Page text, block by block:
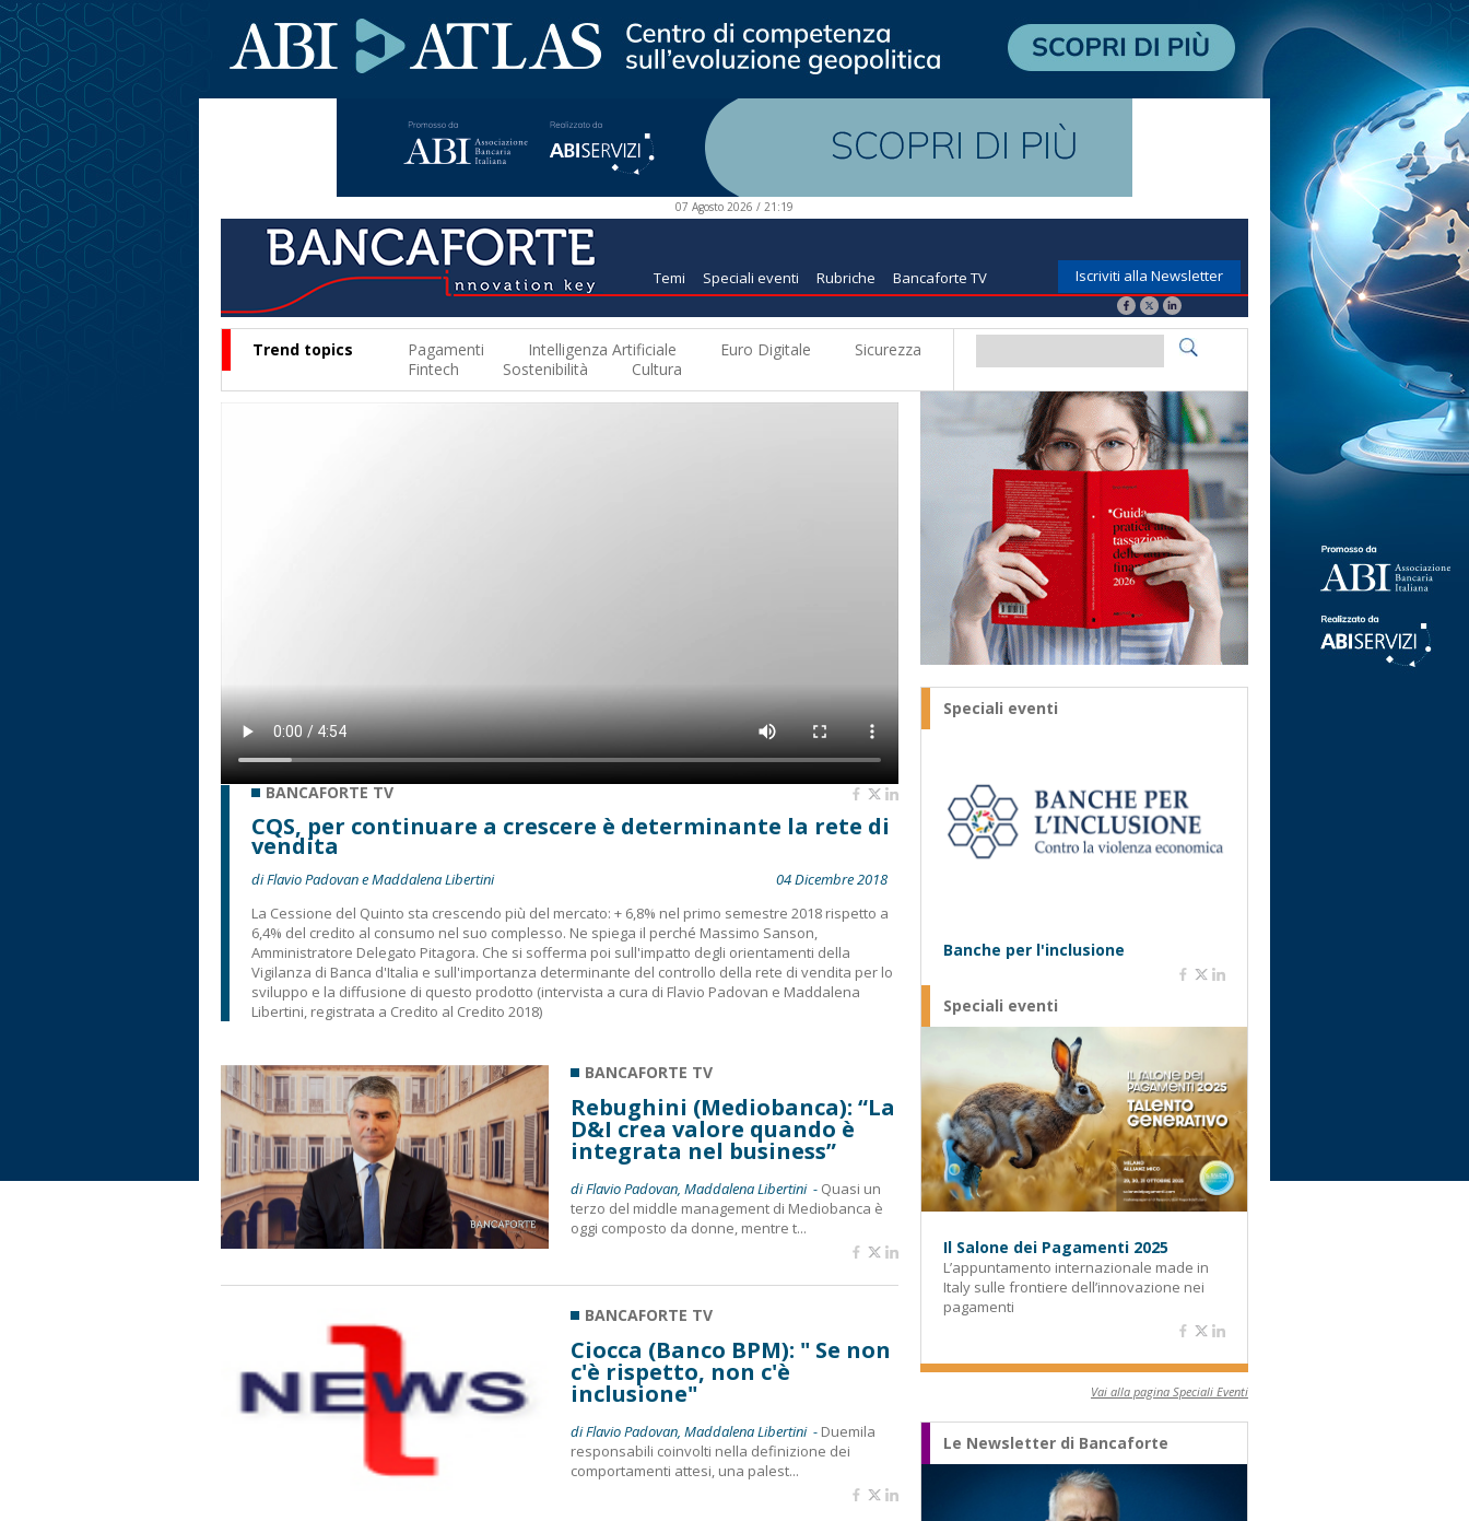
07 Agosto 2026 / 21:19
Temi Speciali eventi Rubriche Bancaforte TV Iscriviti alla Newsletter
Trend topics Pagamenti Intelligenza Artificiale Euro Digitale
Sicurezza
Fintech
Sostenibilità Cultura
BANCAFORTE TV
CQS, per continuare a crescere è determinante la rete di
vendita
di Flavio Padovan e Maddalena Libertini
04 Dicembre 2018
La Cessione del Quinto sta crescendo più del mercato: + 6,8% nel primo semestre 2018 rispetto a
6,4% del credito al consumo nel suo complesso. Ne spiega il perché Massimo Sanson,
Amministratore Delegato Pitagora. Che si sofferma poi sull'impatto degli orientamenti della
Vigilanza di Banca d'Italia e sull'importanza determinante del controllo della rete di vendita per lo
sviluppo e la diffusione di questo prodotto (intervista a cura di Flavio Padovan e Maddalena
Libertini, registrata a Credito al Credito 2018)
BANCAFORTE TV
Rebughini (Mediobanca): “La
D&I crea valore quando è
integrata nel business”
di Flavio Padovan, Maddalena Libertini - Quasi un
terzo del middle management di Mediobanca è
oggi composto da donne, mentre t...
BANCAFORTE TV
Ciocca (Banco BPM): " Se non
c'è rispetto, non c'è
inclusione"
di Flavio Padovan, Maddalena Libertini - Duemila
responsabili coinvolti nella definizione dei
comportamenti attesi, una palest...
Speciali eventi
Banche per l'inclusione
Speciali eventi
Il Salone dei Pagamenti 2025
L’appuntamento internazionale made in
Italy sulle frontiere dell’innovazione nei
pagamenti
Vai alla pagina Speciali Eventi
Le Newsletter di Bancaforte